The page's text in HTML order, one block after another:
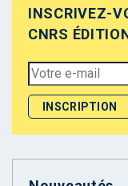
INSCRIVEZ-
CNRS